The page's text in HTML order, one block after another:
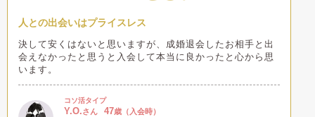
人との出会いはプライスレス
決して安くはないと思いますが、成婚退会したお相手と出
会えなかったと思うと入会して本当に良かったと心から思
います。
コソ活タイプ
Y.O.さん 47歳（入会時）